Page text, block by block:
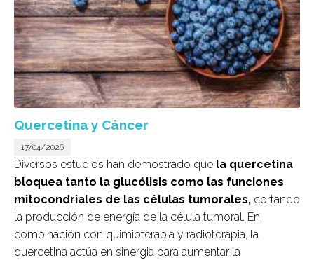
Quercetina y Cáncer
17/04/2026
Diversos estudios han demostrado que la quercetina
bloquea tanto la glucólisis como las funciones
mitocondriales de las células tumorales, cortando
la producción de energía de la célula tumoral. En
combinación con quimioterapia y radioterapia, la
quercetina actúa en sinergia para aumentar la